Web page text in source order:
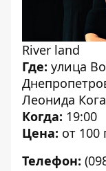
River land
Где: улица
Леонида
Когда: 19:00
Цена: от 100
Телефон: